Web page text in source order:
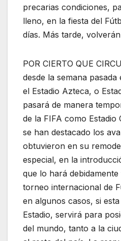
precarias condiciones,
lleno, en la fiesta del
días. Más tarde,
POR CIERTO QUE
desde la semana
el Estadio Azteca, o
pasará de manera
de la FIFA como Estadio
se han destacado los
obtuvieron en su
especial, en la
que lo hará
torneo internacional de
en algunos casos, si
Estadio, servirá para
del mundo, tanto a la